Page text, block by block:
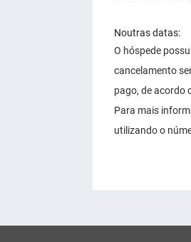
Noutras datas:
O hóspede
cancelamento
pago, de acordo
Para mais
utilizando o